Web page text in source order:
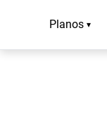
Planos ▾